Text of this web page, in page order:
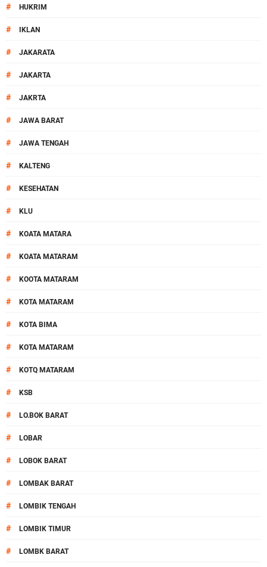
# HUKRIM
# IKLAN
# JAKARATA
# JAKARTA
# JAKRTA
# JAWA BARAT
# JAWA TENGAH
# KALTENG
# KESEHATAN
# KLU
# KOATA MATARA
# KOATA MATARAM
# KOOTA MATARAM
# KOTA MATARAM
# KOTA BIMA
# KOTA MATARAM
# KOTQ MATARAM
# KSB
# LO.BOK BARAT
# LOBAR
# LOBOK BARAT
# LOMBAK BARAT
# LOMBIK TENGAH
# LOMBIK TIMUR
# LOMBK BARAT